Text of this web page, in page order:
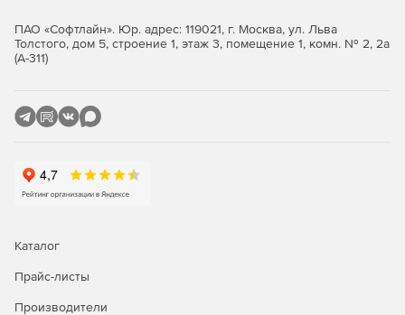
слайда.
ПАО «Софтлайн». Юр. адрес: 119021, г. Москва, ул. Льва
Толстого, дом 5, строение 1, этаж 3, помещение 1, комн. № 2, 2а
(А-311)
Каталог
Прайс-листы
Производители